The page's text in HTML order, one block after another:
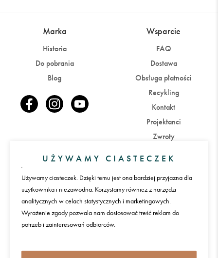
Marka
Historia
Do pobrania
Blog
Wsparcie
FAQ
Dostawa
Obsługa płatności
Recykling
Kontakt
Projektanci
Zwroty
Zaloguj się Załóż konto
Płatności
Język
UŻYWAMY CIASTECZEK
Używamy ciasteczek. Dzięki temu jest ona bardziej przyjazna dla
użytkownika i niezawodna. Korzystamy również z narzędzi
analitycznych w celach statystycznych i marketingowych.
Wyrażenie zgody pozwala nam dostosować treść reklam do
potrzeb i zainteresowań odbiorców.